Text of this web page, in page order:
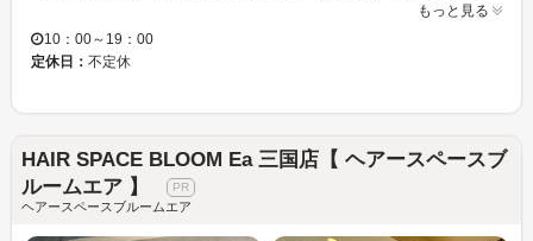
もっと見る
10：00～19：00
定休日： 不定休
HAIR SPACE BLOOM Ea 三国店【 ヘアースペースブ
ルームエア 】
ヘアースペースブルームエア